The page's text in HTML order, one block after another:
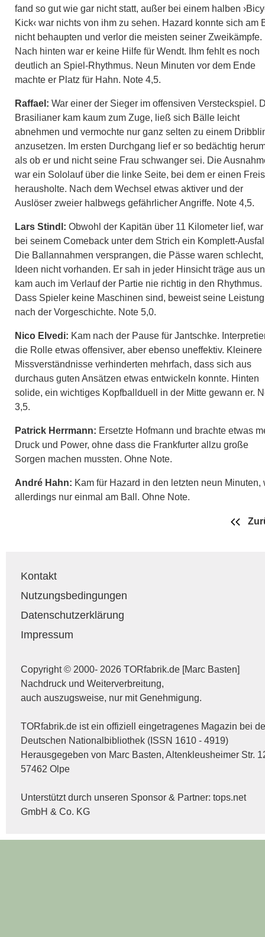
fand so gut wie gar nicht statt, außer bei einem halben
Kick‹ war nichts von ihm zu sehen. Hazard konnte sich am
nicht behaupten und verlor die meisten seiner Zweikämpfe.
Nach hinten war er keine Hilfe für Wendt. Ihm fehlt es noch
deutlich an Spiel-Rhythmus. Neun Minuten vor dem Ende
machte er Platz für Hahn. Note 4,5.
Raffael: War einer der Sieger im offensiven Versteckspiel.
Brasilianer kam kaum zum Zuge, ließ sich Bälle leicht
abnehmen und vermochte nur ganz selten zu einem
anzusetzen. Im ersten Durchgang lief er so bedächtig
als ob er und nicht seine Frau schwanger sei. Die
war ein Sololauf über die linke Seite, bei dem er einen
herausholte. Nach dem Wechsel etwas aktiver und der
Auslöser zweier halbwegs gefährlicher Angriffe. Note 4,5.
Lars Stindl: Obwohl der Kapitän über 11 Kilometer lief, war
bei seinem Comeback unter dem Strich ein Komplett-
Die Ballannahmen versprangen, die Pässe waren schlecht,
Ideen nicht vorhanden. Er sah in jeder Hinsicht träge aus
kam auch im Verlauf der Partie nie richtig in den Rhythmus.
Dass Spieler keine Maschinen sind, beweist seine Leistung
nach der Vorgeschichte. Note 5,0.
Nico Elvedi: Kam nach der Pause für Jantschke.
die Rolle etwas offensiver, aber ebenso uneffektiv. Kleinere
Missverständnisse verhinderten mehrfach, dass sich aus
durchaus guten Ansätzen etwas entwickeln konnte. Hinten
solide, ein wichtiges Kopfballduell in der Mitte gewann er.
3,5.
Patrick Herrmann: Ersetzte Hofmann und brachte etwas
Druck und Power, ohne dass die Frankfurter allzu große
Sorgen machen mussten. Ohne Note.
André Hahn: Kam für Hazard in den letzten neun Minuten,
allerdings nur einmal am Ball. Ohne Note.
Kontakt
Nutzungsbedingungen
Datenschutzerklärung
Impressum
Copyright © 2000- 2026 TORfabrik.de [Marc Basten]
Nachdruck und Weiterverbreitung,
auch auszugsweise, nur mit Genehmigung.
TORfabrik.de ist ein offiziell eingetragenes Magazin bei
Deutschen Nationalbibliothek (ISSN 1610 - 4919)
Herausgegeben von Marc Basten, Altenkleusheimer Str.
57462 Olpe
Unterstützt durch unseren Sponsor & Partner: tops.net
GmbH & Co. KG